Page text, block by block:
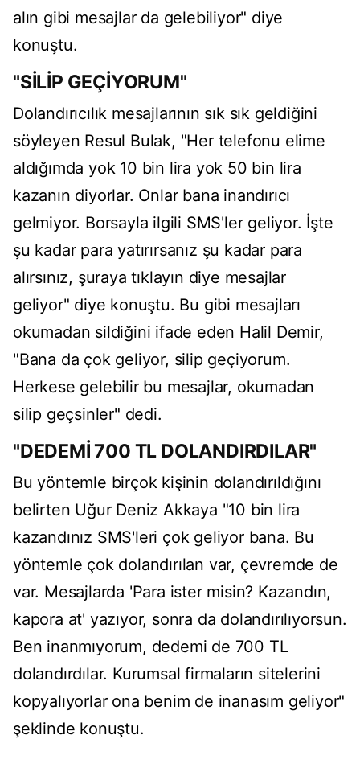
alın gibi mesajlar da gelebiliyor" diye
konuştu.
"SİLİP GEÇİYORUM"
Dolandırıcılık mesajlarının sık sık geldiğini
söyleyen Resul Bulak, "Her telefonu elime
aldığımda yok 10 bin lira yok 50 bin lira
kazanın diyorlar. Onlar bana inandırıcı
gelmiyor. Borsayla ilgili SMS'ler geliyor. İşte
şu kadar para yatırırsanız şu kadar para
alırsınız, şuraya tıklayın diye mesajlar
geliyor" diye konuştu. Bu gibi mesajları
okumadan sildiğini ifade eden Halil Demir,
"Bana da çok geliyor, silip geçiyorum.
Herkese gelebilir bu mesajlar, okumadan
silip geçsinler" dedi.
"DEDEMİ 700 TL DOLANDIRDILAR"
Bu yöntemle birçok kişinin dolandırıldığını
belirten Uğur Deniz Akkaya "10 bin lira
kazandınız SMS'leri çok geliyor bana. Bu
yöntemle çok dolandırılan var, çevremde de
var. Mesajlarda 'Para ister misin? Kazandın,
kapora at' yazıyor, sonra da dolandırılıyorsun.
Ben inanmıyorum, dedemi de 700 TL
dolandırdılar. Kurumsal firmaların sitelerini
kopyalıyorlar ona benim de inanasım geliyor"
şeklinde konuştu.